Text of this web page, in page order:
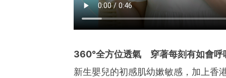
360°全方位透氣 穿著每刻有如會呼
新生嬰兒的初感肌幼嫰敏感，加上香